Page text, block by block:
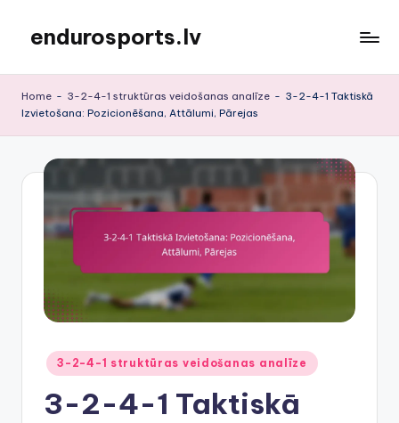
content
endurosports.lv
Home - 3-2-4-1 struktūras veidošanas analīze - 3-2-4-1 Taktiskā
Izvietošana: Pozicionēšana, Attālumi, Pārejas
Posted
in
3-2-4-1 struktūras veidošanas analīze
3-2-4-1 Taktiskā